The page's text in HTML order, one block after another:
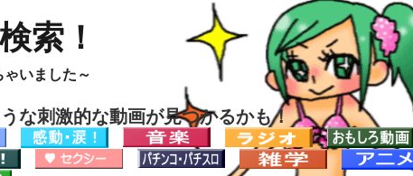
索！
いました～
な刺激的な動画が見つかるかも！